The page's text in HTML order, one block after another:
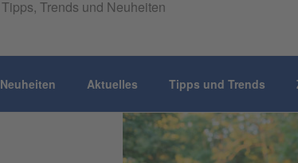
Tipps, Trends und Neuheiten
Neuheiten Aktuelles Tipps und Trends